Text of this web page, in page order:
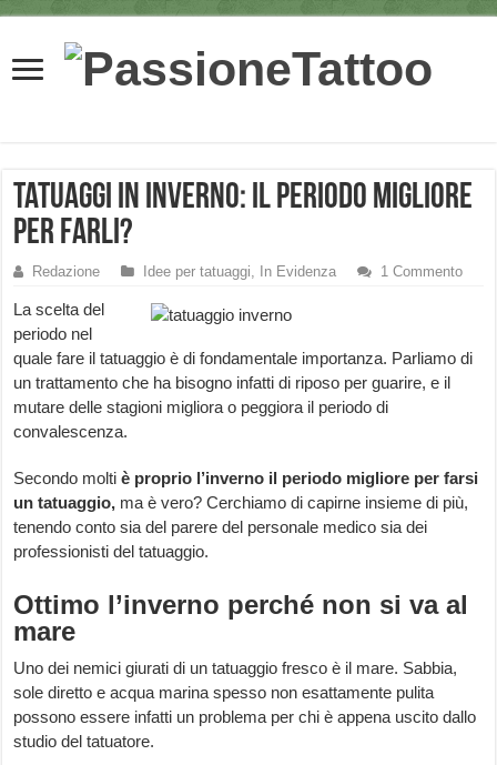
Tatuaggi in inverno: il periodo migliore
per farli?
Redazione Idee per tatuaggi, In Evidenza 1 Commento
La scelta del
periodo nel
quale fare il tatuaggio è di fondamentale importanza. Parliamo di
un trattamento che ha bisogno infatti di riposo per guarire, e il
mutare delle stagioni migliora o peggiora il periodo di
convalescenza.
Secondo moltiè proprio l’inverno il periodo migliore per farsi
un tatuaggio, ma è vero? Cerchiamo di capirne insieme di più,
tenendo conto sia del parere del personale medico sia dei
professionisti del tatuaggio.
Ottimo l’inverno perché non si va al
mare
Uno dei nemici giurati di un tatuaggio fresco è il mare. Sabbia,
sole diretto e acqua marina spesso non esattamente pulita
possono essere infatti un problema per chi è appena uscito dallo
studio del tatuatore.